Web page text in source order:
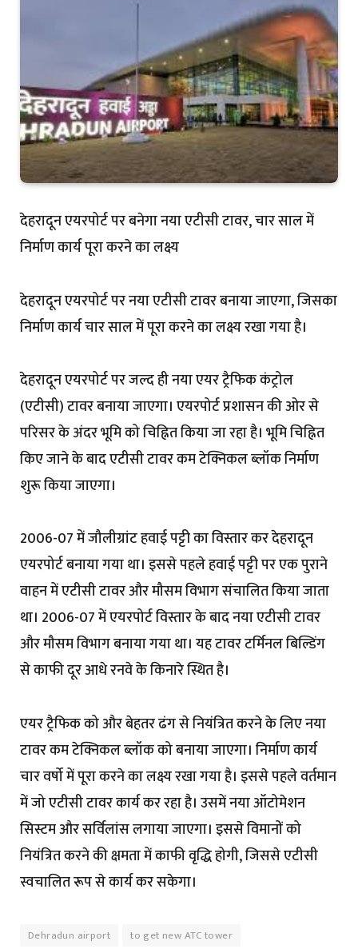
देहरादून एयरपोर्ट पर बनेगा नया एटीसी टावर, चार साल में
निर्माण कार्य पूरा करने का लक्ष्य
देहरादून एयरपोर्ट पर नया एटीसी टावर बनाया जाएगा, जिसका
निर्माण कार्य चार साल में पूरा करने का लक्ष्य रखा गया है।
देहरादून एयरपोर्ट पर जल्द ही नया एयर ट्रैफिक कंट्रोल
(एटीसी) टावर बनाया जाएगा। एयरपोर्ट प्रशासन की ओर से
परिसर के अंदर भूमि को चिह्नित किया जा रहा है। भूमि चिह्नित
किए जाने के बाद एटीसी टावर कम टेक्निकल ब्लॉक निर्माण
शुरू किया जाएगा।
2006-07 में जौलीग्रांट हवाई पट्टी का विस्तार कर देहरादून
एयरपोर्ट बनाया गया था। इससे पहले हवाई पट्टी पर एक पुराने
वाहन में एटीसी टावर और मौसम विभाग संचालित किया जाता
था। 2006-07 में एयरपोर्ट विस्तार के बाद नया एटीसी टावर
और मौसम विभाग बनाया गया था। यह टावर टर्मिनल बिल्डिंग
से काफी दूर आधे रनवे के किनारे स्थित है।
एयर ट्रैफिक को और बेहतर ढंग से नियंत्रित करने के लिए नया
टावर कम टेक्निकल ब्लॉक को बनाया जाएगा। निर्माण कार्य
चार वर्षो में पूरा करने का लक्ष्य रखा गया है। इससे पहले वर्तमान
में जो एटीसी टावर कार्य कर रहा है। उसमें नया ऑटोमेशन
सिस्टम और सर्विलांस लगाया जाएगा। इससे विमानों को
नियंत्रित करने की क्षमता में काफी वृद्धि होगी, जिससे एटीसी
स्वचालित रूप से कार्य कर सकेगा।
Dehradun airport to get new ATC tower